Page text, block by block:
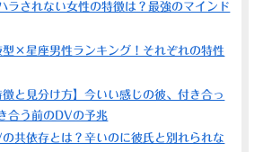
ラされない女性の特徴は？最強のマインド
×星座男性ランキング！それぞれの特性
徴と見分け方】今いい感じの彼、付き合っ
合う前のDVの予兆
の共依存とは？辛いのに彼氏と別れられな